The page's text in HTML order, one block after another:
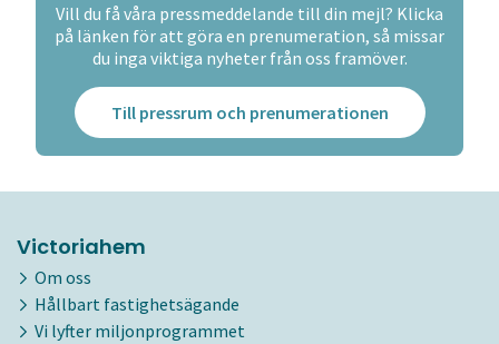
Vill du få våra pressmeddelande till din mejl? Klicka
på länken för att göra en prenumeration, så missar
du inga viktiga nyheter från oss framöver.
Till pressrum och prenumerationen
Victoriahem
Om oss
Hållbart fastighetsägande
Vi lyfter miljonprogrammet